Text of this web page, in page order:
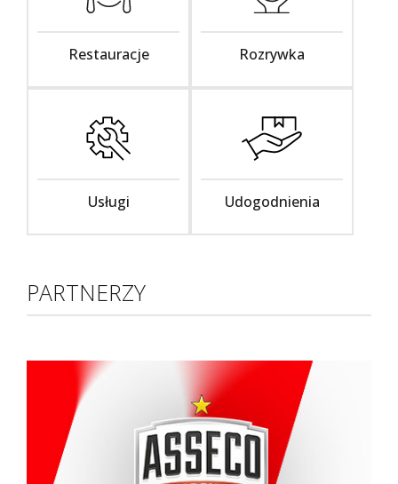
Restauracje Rozrywka
Usługi Udogodnienia
PARTNERZY